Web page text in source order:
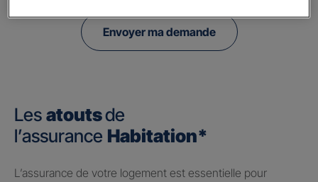
Envoyer ma demande
Les atoutsde
l’assurance Habitation*
​L’assurance de votre logement est essentielle pour